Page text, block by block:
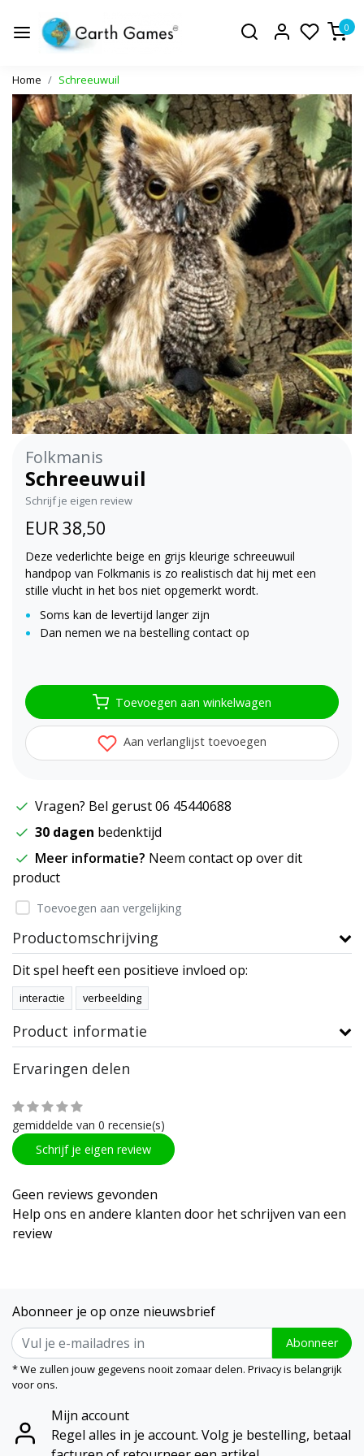
0
Home Schreeuwuil
Folkmanis
Schreeuwuil
Schrijf je eigen review
EUR 38,50
Deze vederlichte beige en grijs kleurige schreeuwuil
handpop van Folkmanis is zo realistisch dat hij met een
stille vlucht in het bos niet opgemerkt wordt.
Soms kan de levertijd langer zijn
Dan nemen we na bestelling contact op
Toevoegen aan winkelwagen
Aan verlanglijst toevoegen
Vragen? Bel gerust 06 45440688
30 dagen bedenktijd
Meer informatie? Neem contact op over dit
product
Toevoegen aan vergelijking
Productomschrijving
Dit spel heeft een positieve invloed op:
interactie verbeelding
Product informatie
Ervaringen delen
gemiddelde van 0 recensie(s)
Schrijf je eigen review
Geen reviews gevonden
Help ons en andere klanten door het schrijven van een
review
Abonneer je op onze nieuwsbrief
Abonneer
* We zullen jouw gegevens nooit zomaar delen. Privacy is belangrijk
voor ons.
Mijn account
Regel alles in je account. Volg je bestelling, betaal